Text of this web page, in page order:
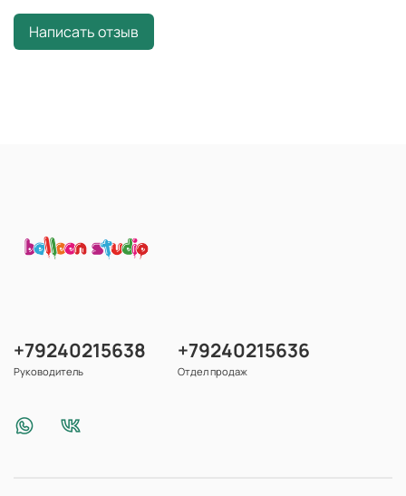
Написать отзыв
+79240215638
Руководитель
+79240215636
Отдел продаж